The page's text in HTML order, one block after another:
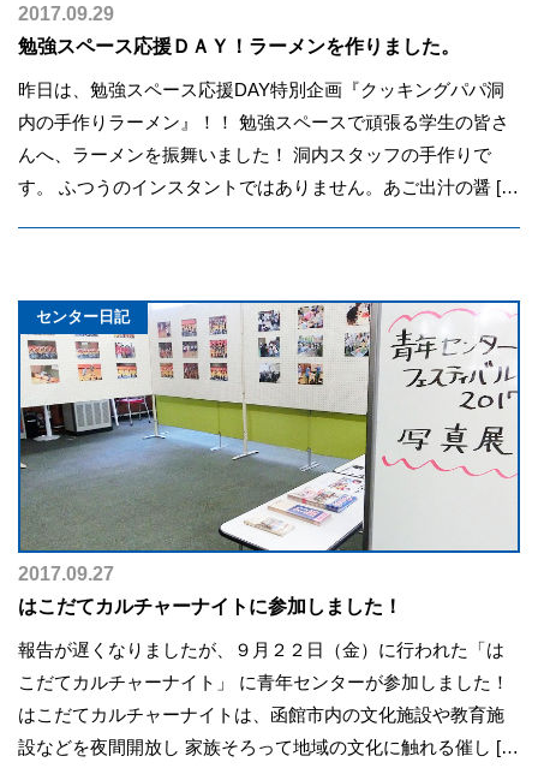
2017.09.29
勉強スペース応援ＤＡＹ！ラーメンを作りました。
昨日は、勉強スペース応援DAY特別企画『クッキングパパ洞
内の手作りラーメン』！！ 勉強スペースで頑張る学生の皆さ
んへ、ラーメンを振舞いました！ 洞内スタッフの手作りで
す。 ふつうのインスタントではありません。あご出汁の醤 […
センター日記
2017.09.27
はこだてカルチャーナイトに参加しました！
報告が遅くなりましたが、９月２２日（金）に行われた「は
こだてカルチャーナイト」 に青年センターが参加しました！
はこだてカルチャーナイトは、函館市内の文化施設や教育施
設などを夜間開放し 家族そろって地域の文化に触れる催し […